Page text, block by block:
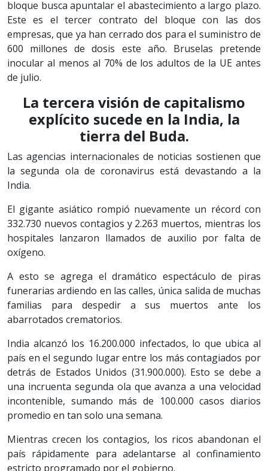
bloque busca apuntalar el abastecimiento a largo plazo.
Este es el tercer contrato del bloque con las dos
empresas, que ya han cerrado dos para el suministro de
600 millones de dosis este año. Bruselas pretende
inocular al menos al 70% de los adultos de la UE antes
de julio.
La tercera visión de capitalismo
explícito sucede en la India, la
tierra del Buda.
Las agencias internacionales de noticias sostienen que
la segunda ola de coronavirus está devastando a la
India.
El gigante asiático rompió nuevamente un récord con
332.730 nuevos contagios y 2.263 muertos, mientras los
hospitales lanzaron llamados de auxilio por falta de
oxígeno.
A esto se agrega el dramático espectáculo de piras
funerarias ardiendo en las calles, única salida de muchas
familias para despedir a sus muertos ante los
abarrotados crematorios.
India alcanzó los 16.200.000 infectados, lo que ubica al
país en el segundo lugar entre los más contagiados por
detrás de Estados Unidos (31.900.000). Esto se debe a
una incruenta segunda ola que avanza a una velocidad
incontenible, sumando más de 100.000 casos diarios
promedio en tan solo una semana.
Mientras crecen los contagios, los ricos abandonan el
país rápidamente para adelantarse al confinamiento
estricto programado por el gobierno.